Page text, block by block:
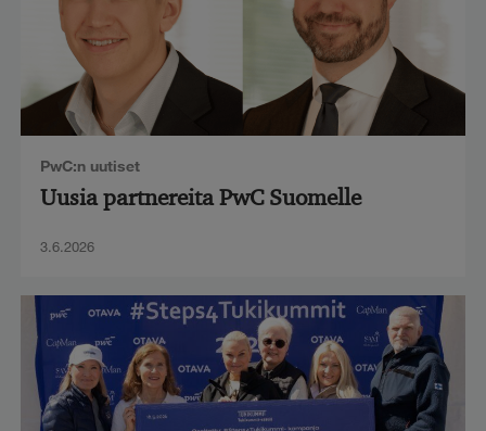
PwC:n uutiset
Uusia partnereita PwC Suomelle
3.6.2026